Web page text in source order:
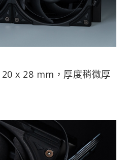
x 28 mm，厚度稍微厚